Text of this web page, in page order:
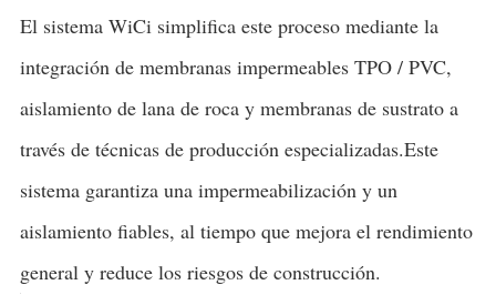
El sistema WiCi simplifica este proceso mediante la
integración de membranas impermeables TPO / PVC,
aislamiento de lana de roca y membranas de sustrato a
través de técnicas de producción especializadas.Este
sistema garantiza una impermeabilización y un
aislamiento fiables, al tiempo que mejora el rendimiento
general y reduce los riesgos de construcción.